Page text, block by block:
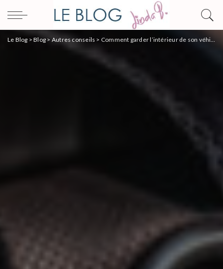
Le Blog >Blog > Autres conseils > Comment garder l’intérieur de son véhicule comme neuf ?